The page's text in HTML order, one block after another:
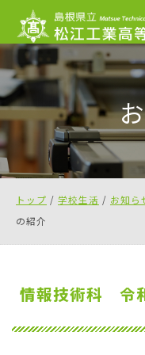
このページの本文へ
現
在
の
置：
トップ / 学校生活 / お知ら
の紹介
情報技術科 令